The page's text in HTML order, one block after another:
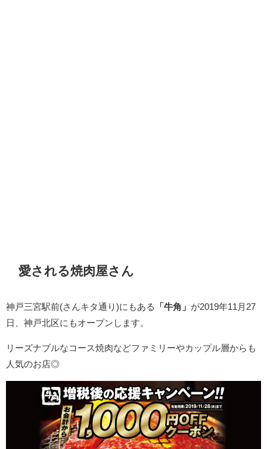
愛される焼肉屋さん
神戸三宮駅前(さんキタ通り)にもある 「牛角」 が2019年11月27
日、神戸北区にもオープンします。
リーズナブルなコース焼肉などファミリーやカップル層からも
人気のお店◎